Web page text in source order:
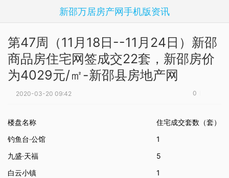
新邵万居房产网手机版资讯
第47周（11月18日--11月24日）新邵
商品房住宅网签成交22套，新邵房价
为4029元/㎡-新邵县房地产网
0
2020-03-20 09:42
楼盘名称
住宅成交套数（套）
钓鱼台·公馆
1
九盛·天福
5
白云小镇
1